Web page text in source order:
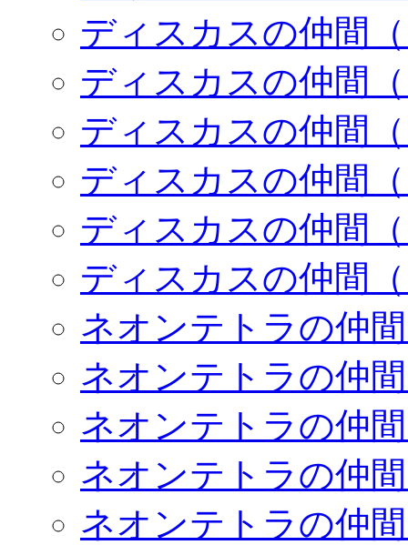
ディスカスの仲間
ディスカスの仲間
ディスカスの仲間
ディスカスの仲間
ディスカスの仲間
ディスカスの仲間
ネオンテトラの仲
ネオンテトラの仲
ネオンテトラの仲
ネオンテトラの仲
ネオンテトラの仲